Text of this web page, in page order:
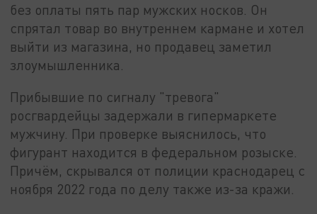
без оплаты пять пар мужских носков. Он
спрятал товар во внутреннем кармане и хотел
выйти из магазина, но продавец заметил
злоумышленника.
Прибывшие по сигналу "тревога"
росгвардейцы задержали в гипермаркете
мужчину. При проверке выяснилось, что
фигурант находится в федеральном розыске.
Причём, скрывался от полиции краснодарец с
ноября 2022 года по делу также из-за кражи.